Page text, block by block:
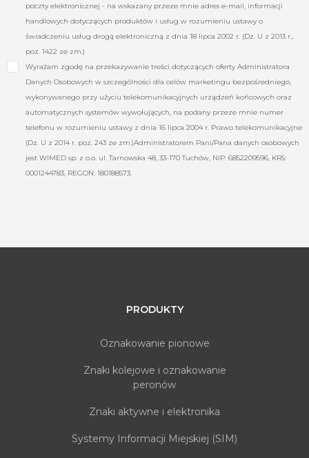
poczty elektronicznej - na wskazany przeze mnie adres e-mail, informacji
handlowych dotyczących produktów i usług w rozumieniu ustawy o
świadczeniu usług drogą elektroniczną z dnia 18 lipca 2002 r. (Dz. U z 2013 r.,
poz. 1422 ze zm.)
Wyrażam zgodę na przekazywanie treści dotyczących oferty Administratora
Danych Osobowych w szczególności dla celów marketingu bezpośredniego,
wykonywanego przy użyciu telekomunikacyjnych urządzeń końcowych oraz
automatycznych systemów wywołujących, na podany przeze mnie numer
telefonu w rozumieniu ustawy z dnia 16 lipca 2004 r. Prawo telekomunikacyjne
(Dz. U z 2014 r. poz. 243 ze zm.)Administratorem Pani/Pana danych osobowych
jest WIMED sp. z o.o. ul. Tarnowska 48, 33-170 Tuchów, NIP: 6852209596, KRS:
0001244783, REGON: 180188573.
PRODUKTY
Oznakowanie pionowe
Znaki kolejowe i oznakowanie
peronów
Znaki aktywne i elektronika
Systemy Informacji Miejskiej (SIM)